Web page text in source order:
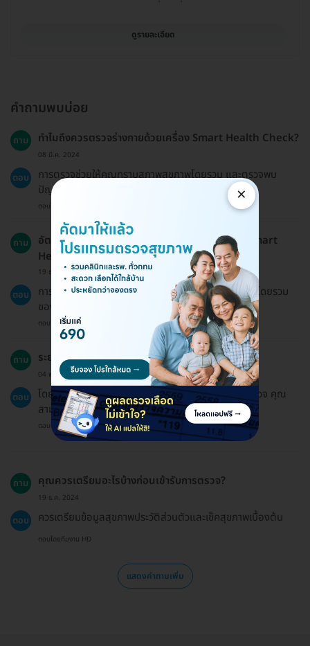
ดูรายละเอียด
คำถามพบบ่อย
ถาม ทำไมถึงควรตรวจร่างกายด้วยเครื่อง Smart Health Check?
08 มี.ค. 2024
ตอบ
การตรวจช่วยให้คุณทราบสภาพสุขภาพโดยรวม และตรวจพบ
ปัญหาสุขภาพที่อาจเกิดขึ้นในอนาคตได้
ตอบโดยทีมงาน HD
ถาม
อัตราความสำเร็จของการตรวจร่างกายด้วยเครื่อง Smart
Health Check เป็นอย่างไร?
19 ธ.ค. 2024
ตอบ
การตรวจนี้มีความแม่นยำสูงในการประเมินสภาพสุขภาพโดยรวม
ของร่างกาย
ตอบโดยทีมงาน HD
ถาม ระยะเวลาในการฟื้นตัวหลังการตรวจเป็นอย่างไร?
04 พ.ค. 2024
ตอบ
โดยทั่วไปแล้วไม่จำเป็นต้องมีระยะเวลาฟื้นตัวหลังการตรวจ คุณ
สามารถดำเนินชีวิตตามปกติได้ทันที
ตอบโดยทีมงาน HD
ถาม คุณควรเตรียมอะไรบ้างก่อนเข้ารับการตรวจ?
19 ธ.ค. 2024
ตอบ ควรเตรียมข้อมูลสุขภาพประวัติส่วนตัวและเช็คสุขภาพเบื้องต้น
ตอบโดยทีมงาน HD
แสดงคำถามเพิ่ม
×